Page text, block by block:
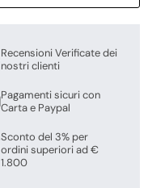
Recensioni Verificate dei
nostri clienti
Pagamenti sicuri con
Carta e Paypal
Sconto del 3% per
ordini superiori ad €
1.800